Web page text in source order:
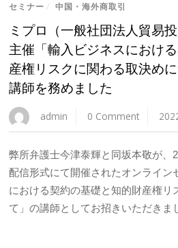
セミナー / 中国・海外商取引
ミプロ（一般社団法人貿易
主催「輸入ビジネスにおけ
産権リスクに関わる取決め
講師を務めました
admin 0 Comment
弊所弁護士今津泰輝と同坂本敬が、
配信形式にて開催されたオンライン
における契約の基礎と知的財産権リ
て」の講師としてお招きいただき